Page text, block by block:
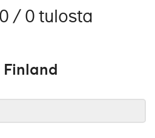
/ 0 tulosta
Finland